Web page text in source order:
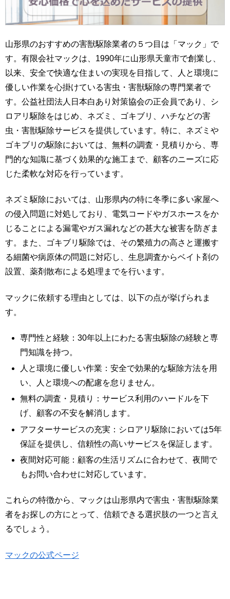
山形県のおすすめの害獣駆除業者の５つ目は「マック」で
す。有限会社マックは、1990年に山形県天童市で創業し、
以来、安全で快適な住まいの実現を目指して、人と環境に
優しい作業を心掛けている害虫・害獣駆除の専門業者で
す。公益社団法人日本白あり対策協会の正会員であり、シ
ロアリ駆除をはじめ、ネズミ、ゴキブリ、ハチなどの害
虫・害獣駆除サービスを提供しています。特に、ネズミや
ゴキブリの駆除においては、無料の調査・見積りから、専
門的な知識に基づく効果的な施工まで、顧客のニーズに応
じた柔軟な対応を行っています。
ネズミ駆除においては、山形県内の特に冬季に多い家屋へ
の侵入問題に対処しており、電気コードやガスホースをか
じることによる漏電やガス漏れなどの甚大な被害を防ぎま
す。また、ゴキブリ駆除では、その繁殖力の高さと運搬す
る細菌や病原体の問題に対応し、生息調査からベイト剤の
設置、薬剤散布による処理までを行います。
マックに依頼する理由としては、以下の点が挙げられま
す。
専門性と経験：30年以上にわたる害虫駆除の経験と専
門知識を持つ。
人と環境に優しい作業：安全で効果的な駆除方法を用
い、人と環境への配慮を怠りません。
無料の調査・見積り：サービス利用のハードルを下
げ、顧客の不安を解消します。
アフターサービスの充実：シロアリ駆除においては5年
保証を提供し、信頼性の高いサービスを保証します。
夜間対応可能：顧客の生活リズムに合わせて、夜間で
もお問い合わせに対応しています。
これらの特徴から、マックは山形県内で害虫・害獣駆除業
者をお探しの方にとって、信頼できる選択肢の一つと言え
るでしょう。
マックの公式ページ